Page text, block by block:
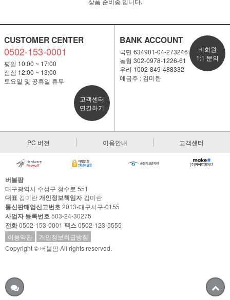
CUSTOMER CENTER
0502-153-0001
평일 10:00 ~ 17:00
점심 12:00 ~ 13:00
토요일 및 공휴일 휴무
고객센터
연결하기
BANK ACCOUNT
국민 634901-04-273246
농협 302-0978-1226-61
우리 1002-849-488332
예금주 : 김미란
비회원
1:1 문의
PC 버전 이용안내 고객센터
버블팜
대구광역시 수성구 청수로 551
대표 김미란개인정보책임자김미란
통신판매업신고번호2013-대구서구-0155
사업자 등록번호503-24-30275
전화0502-153-0001 팩스0502-123-5555
이용약관
개인정보취급방침
Copyright © 버블팜 All rights reserved.